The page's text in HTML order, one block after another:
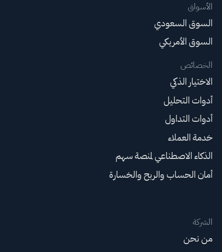
الأسواق
السوق السعودي
السوق الأمريكي
الخصائص
الاختيار الذكي
أدوات التحليل
أدوات التداول
خدمة العملاء
الذكاء الاصطناعي لمنصة سهم
أمان الحساب والربح والخسارة
الشركة
من نحن